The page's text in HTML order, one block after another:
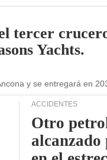
tercer
Yachts.
y se entregará en
ACCIDENTES
Otro